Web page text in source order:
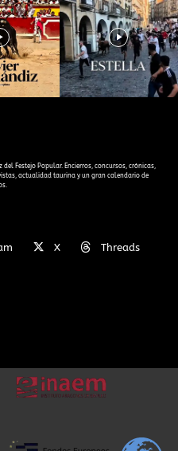
del Festejo Popular. Encierros, concursos, crónicas,
actualidad taurina y un gran calendario de
X Threads